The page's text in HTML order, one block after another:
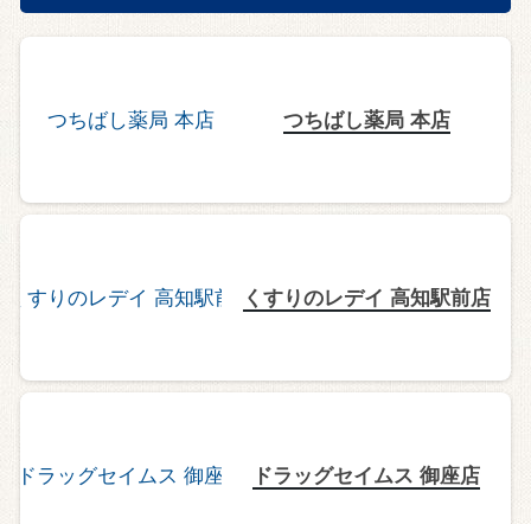
つちばし薬局 本店
くすりのレデイ 高知駅前店
ドラッグセイムス 御座店